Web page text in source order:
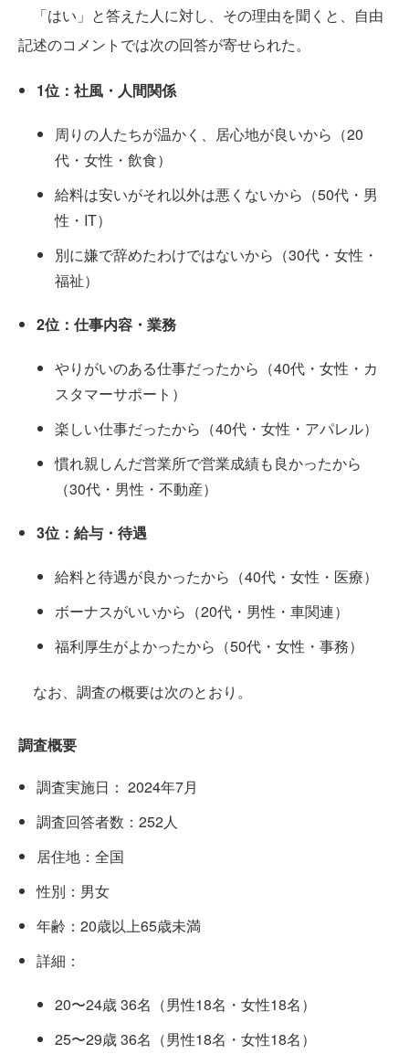
「はい」と答えた人に対し、その理由を聞くと、自由
記述のコメントでは次の回答が寄せられた。
1位：社風・人間関係
周りの人たちが温かく、居心地が良いから（20
代・女性・飲食）
給料は安いがそれ以外は悪くないから（50代・男
性・IT）
別に嫌で辞めたわけではないから（30代・女性・
福祉）
2位：仕事内容・業務
やりがいのある仕事だったから（40代・女性・カ
スタマーサポート）
楽しい仕事だったから（40代・女性・アパレル）
慣れ親しんだ営業所で営業成績も良かったから
（30代・男性・不動産）
3位：給与・待遇
給料と待遇が良かったから（40代・女性・医療）
ボーナスがいいから（20代・男性・車関連）
福利厚生がよかったから（50代・女性・事務）
なお、調査の概要は次のとおり。
調査概要
調査実施日： 2024年7月
調査回答者数：252人
居住地：全国
性別：男女
年齢：20歳以上65歳未満
詳細：
20〜24歳 36名（男性18名・女性18名）
25〜29歳 36名（男性18名・女性18名）